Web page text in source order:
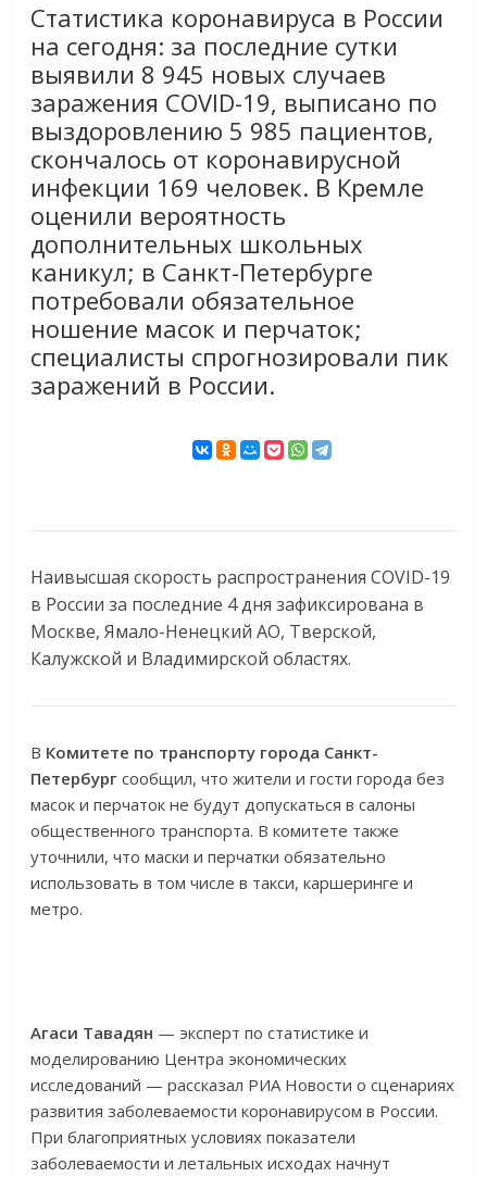
Статистика коронавируса в России
на сегодня: за последние сутки
выявили 8 945 новых случаев
заражения COVID-19, выписано по
выздоровлению 5 985 пациентов,
скончалось от коронавирусной
инфекции 169 человек. В Кремле
оценили вероятность
дополнительных школьных
каникул; в Санкт-Петербурге
потребовали обязательное
ношение масок и перчаток;
специалисты спрогнозировали пик
заражений в России.
Наивысшая скорость распространения COVID-19
в России за последние 4 дня зафиксирована в
Москве, Ямало-Ненецкий АО, Тверской,
Калужской и Владимирской областях.
В Комитете по транспорту города Санкт-
Петербург сообщил, что жители и гости города без
масок и перчаток не будут допускаться в салоны
общественного транспорта. В комитете также
уточнили, что маски и перчатки обязательно
использовать в том числе в такси, каршеринге и
метро.
Агаси Тавадян — эксперт по статистике и
моделированию Центра экономических
исследований — рассказал РИА Новости о сценариях
развития заболеваемости коронавирусом в России.
При благоприятных условиях показатели
заболеваемости и летальных исходах начнут